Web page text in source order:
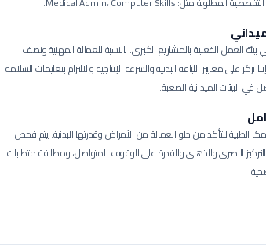
بيئة العمل الفعلية بالمشاريع الكبرى. بالنسبة للعمالة المهنية ونصف
معايير اللياقة البدنية والسرعة الإنتاجية والالتزام بتعليمات السلامة
البيئات الميدانية الصعبة.
للتأكد من خلو العمالة من الأمراض وقدرتها البدنية.يتم فحص
البصري والذهني والقدرة على الوقوف المتواصل، ومطابقة متطلبات